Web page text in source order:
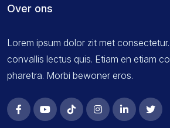
Over ons
Lorem ipsum dolor zit met
convallis lectus quis. Etiam en etiam
pharetra. Morbi bewoner eros.